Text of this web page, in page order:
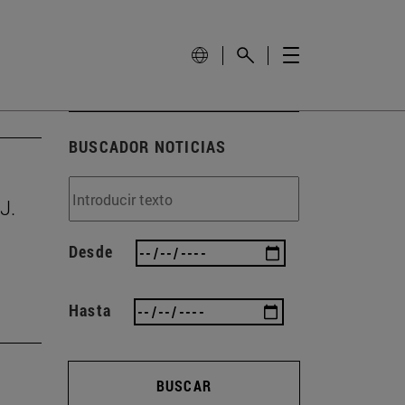
BUSCADOR NOTICIAS
Desde
Hasta
BUSCAR